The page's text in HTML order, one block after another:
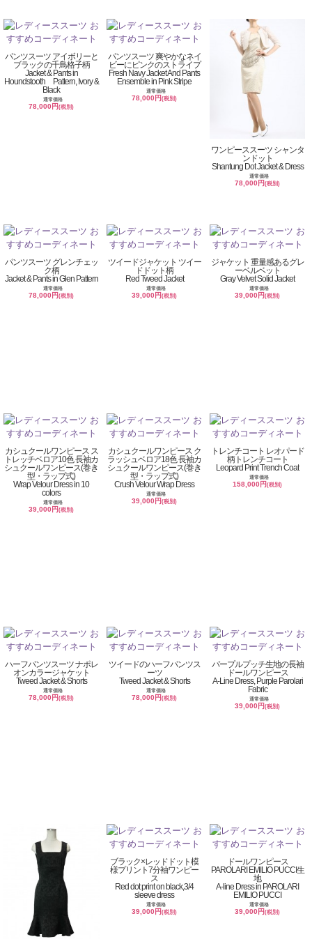
パンツスーツ アイボリーと
ブラックの千鳥格子柄
Jacket & Pants in
Houndstooth Pattern, Ivory &
Black
通常価格
78,000円(税別)
パンツスーツ 爽やかなネイ
ビーにピンクのストライプ
Fresh Navy Jacket And Pants
Ensemble in Pink Stripe
通常価格
78,000円(税別)
ワンピーススーツ シャンタ
ンドット
Shantung Dot Jacket & Dress
通常価格
78,000円(税別)
パンツスーツ グレンチェッ
ク柄
Jacket & Pants in Glen Pattern
通常価格
78,000円(税別)
ツイードジャケット ツイー
ドドット柄
Red Tweed Jacket
通常価格
39,000円(税別)
ジャケット 重量感あるグレ
ーベルベット
Gray Velvet Solid Jacket
通常価格
39,000円(税別)
カシュクールワンピース ス
トレッチベロア10色 長袖カ
シュクールワンピース(巻き
型・ラップ式)
Wrap Velour Dress in 10
colors
通常価格
39,000円(税別)
カシュクールワンピース ク
ラッシュベロア18色 長袖カ
シュクールワンピース(巻き
型・ラップ式)
Crush Velour Wrap Dress
通常価格
39,000円(税別)
トレンチコート レオパード
柄トレンチコート
Leopard Print Trench Coat
通常価格
158,000円(税別)
ハーフパンツスーツ ナポレ
オンカラージャケット
Tweed Jacket & Shorts
通常価格
78,000円(税別)
ツイードのハーフパンツス
ーツ
Tweed Jacket & Shorts
通常価格
78,000円(税別)
パープルプッチ生地の長袖
ドールワンピース
A-Line Dress, Purple Parolari
Fabric
通常価格
39,000円(税別)
ブラック×レッドドット模
様プリント7分袖ワンピー
ス
Red dot print on black,3/4
sleeve dress
通常価格
39,000円(税別)
ドールワンピース
PAROLARI EMILIO PUCCI生
地
A-line Dress in PAROLARI
EMILIO PUCCI
通常価格
39,000円(税別)